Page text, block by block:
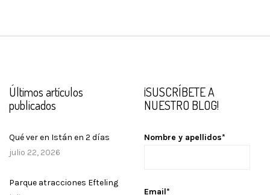
Últimos artículos
publicados
Qué ver en Istán en 2 días
julio 22, 2026
Parque atracciones Efteling
¡SUSCRÍBETE A
NUESTRO BLOG!
Nombre y apellidos*
Email*